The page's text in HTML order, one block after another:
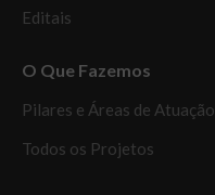
Editais
O Que Fazemos
Pilares e Áreas de Atuação
Todos os Projetos